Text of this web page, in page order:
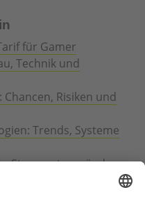
für Gamer
Technik und
Risiken und
Trends, Systeme
Stromnetz verändern
Effizienz, Netze und